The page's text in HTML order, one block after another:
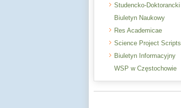
Studencko-Doktorancki
Biuletyn Naukowy
Res Academicae
Science Project Scripts
Biuletyn Informacyjny
WSP w Częstochowie